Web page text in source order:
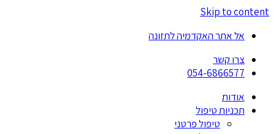
Skip to content
אל אתר האקדמיה לתזונה
צרו קשר
054-6866577
אודות
תכניות טיפול
טיפול פרטני